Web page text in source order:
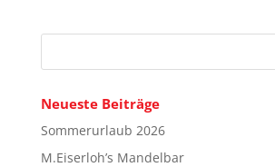
Neueste Beiträge
Sommerurlaub 2026
M.Eiserloh’s Mandelbar